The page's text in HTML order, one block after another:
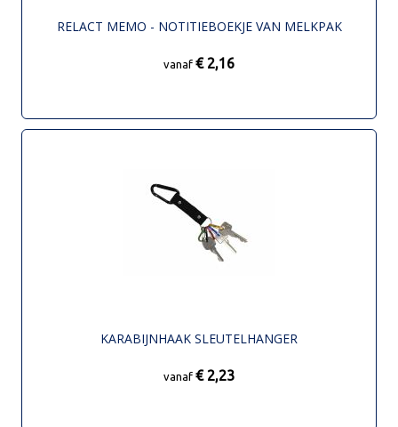
RELACT MEMO - NOTITIEBOEKJE VAN MELKPAK
vanaf € 2,16
KARABIJNHAAK SLEUTELHANGER
vanaf € 2,23